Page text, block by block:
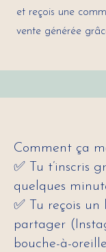
et reçois une
vente générée
Comment ça
✅ Tu t’inscris
quelques
✅ Tu reçois un
partager
bouche-à-